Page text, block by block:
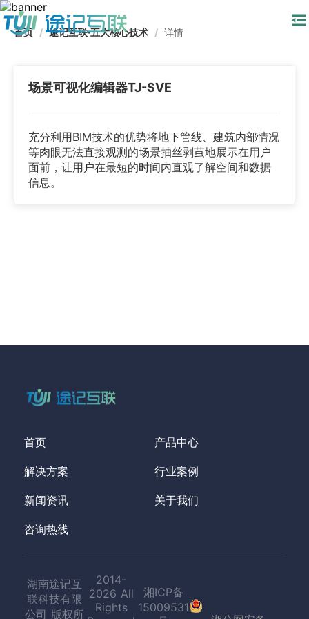
首页 / 途记互联·五大核心技术 / 详情
场景可视化编辑器TJ-SVE
充分利用BIM技术的优势将地下管线、建筑内部情况
等肉眼无法直接观测的场景抽丝剥茧地展示在用户
面前，让用户在最短的时间内直观了解空间和数据
信息。
首页 产品中心
解决方案 行业案例
新闻资讯 关于我们
咨询热线
湖南途记互
联科技有限
公司 版权所
2014-
2026 All
Rights
湘ICP备
15009531